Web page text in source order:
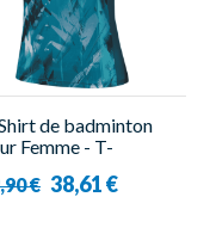
de badminton
Femme - T-
€ 38,61 €